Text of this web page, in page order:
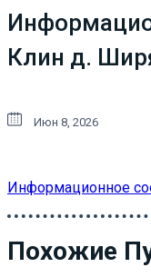
Клин д.
Июн 8, 2026
Информационное
Похожие